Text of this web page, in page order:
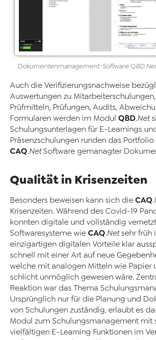
Dokumentenmanagement-Software QBD.Net
Auch die Verifizierungsnachweise
Auswertungen zu
Prüfmitteln, Prüfungen, Audits,
Formularen werden im Modul QBD.Net
Schulungsunterlagen für E-Learnings
Präsenzschulungen runden das
CAQ.NetSoftware gemanagter
Qualität in Krisenzeiten
Besonders beweisen kann sich die CAQ
Krisenzeiten. Während des Covid-19
konnten digitale und vollständig
Softwaresysteme wie CAQ.Netsehr früh
einzigartigen digitalen Vorteile klar
schnell mit einer Art auf neue
welche mit analogen Mitteln wie Papier
schlicht unmöglich gewesen wäre.
Reaktion war das Thema
Ursprünglich nur für die Planung und
von Schulungen zuständig, erlaubt es
Modul zum Schulungsmanagement mit
vielfältigen E-Learning Funktionen im